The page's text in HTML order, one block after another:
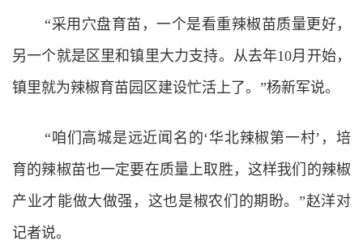
“采用穴盘育苗，一个是看重辣椒苗质量更好，
另一个就是区里和镇里大力支持。从去年10月开始，
镇里就为辣椒育苗园区建设忙活上了。”杨新军说。
“咱们高城是远近闻名的‘华北辣椒第一村’，培
育的辣椒苗也一定要在质量上取胜，这样我们的辣椒
产业才能做大做强，这也是椒农们的期盼。”赵洋对
记者说。